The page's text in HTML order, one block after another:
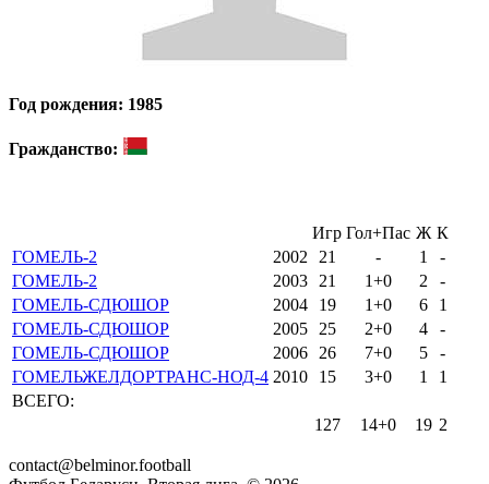
Год рождения: 1985
Гражданство:
Игр Гол+Пас Ж К
ГОМЕЛЬ-2
2002 21 - 1
-
ГОМЕЛЬ-2
2003 21 1+0 2
-
ГОМЕЛЬ-СДЮШОР
2004 19 1+0 6
1
ГОМЕЛЬ-СДЮШОР
2005 25 2+0 4
-
ГОМЕЛЬ-СДЮШОР
2006 26 7+0 5
-
ГОМЕЛЬЖЕЛДОРТРАНС-НОД-4 2010 15 3+0 1
1
ВСЕГО:
127
14+0 19 2
contact@belminor.football